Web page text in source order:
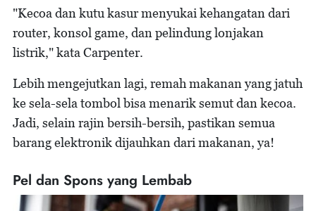
"Kecoa dan kutu kasur menyukai kehangatan dari
router, konsol game, dan pelindung lonjakan
listrik," kata Carpenter.
Lebih mengejutkan lagi, remah makanan yang jatuh
ke sela-sela tombol bisa menarik semut dan kecoa.
Jadi, selain rajin bersih-bersih, pastikan semua
barang elektronik dijauhkan dari makanan, ya!
Pel dan Spons yang Lembab